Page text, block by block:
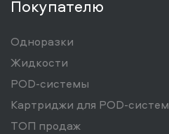
Покупателю
Одноразки
Жидкости
POD-системы
Картриджи для POD-систем
ТОП продаж